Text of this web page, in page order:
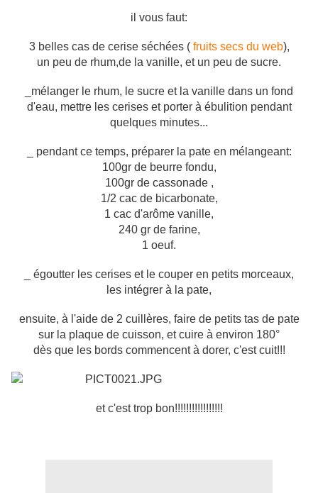
il vous faut:
3 belles cas de cerise séchées ( fruits secs du web),
un peu de rhum,de la vanille, et un peu de sucre.
_mélanger le rhum, le sucre et la vanille dans un fond
d'eau, mettre les cerises et porter à ébulition pendant
quelques minutes...
_ pendant ce temps, préparer la pate en mélangeant:
100gr de beurre fondu,
100gr de cassonade ,
1/2 cac de bicarbonate,
1 cac d'arôme vanille,
240 gr de farine,
1 oeuf.
_ égoutter les cerises et le couper en petits morceaux,
les intégrer à la pate,
ensuite, à l'aide de 2 cuillères, faire de petits tas de pate
sur la plaque de cuisson, et cuire à environ 180°
dès que les bords commencent à dorer, c'est cuit!!!
et c'est trop bon!!!!!!!!!!!!!!!!!